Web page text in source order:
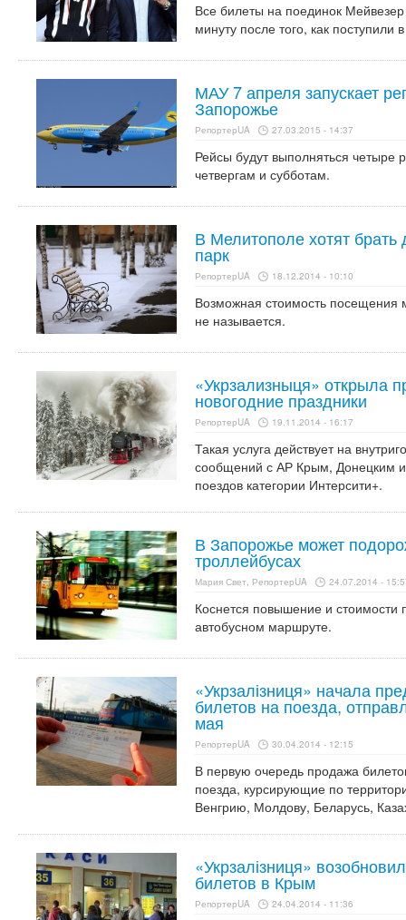
Все билеты на поединок
минуту после того, как поступили
МАУ 7 апреля запускает
Запорожье
РепортерUA 27.03.2015 - 14:37
Рейсы будут выполняться четыре
четвергам и субботам.
В Мелитополе хотят брать
парк
РепортерUA 18.12.2014 - 10:10
Возможная стоимость посещения
не называется.
«Укрзализныця» открыла
новогодние праздники
РепортерUA 19.11.2014 - 16:17
Такая услуга действует на
сообщений с АР Крым, Донецким и
поездов категории Интерсити+.
В Запорожье может
троллейбусах
Мария Свет, РепортерUA 24.07.2014 -
Коснется повышение и стоимости
автобусном маршруте.
«Укрзалізниця» начала
билетов на поезда,
мая
РепортерUA 30.04.2014 - 12:15
В первую очередь продажа
поезда, курсирующие по
Венгрию, Молдову, Беларусь,
«Укрзалізниця»
билетов в Крым
РепортерUA 24.04.2014 - 11:36